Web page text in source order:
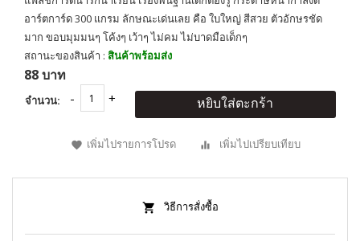
อาร์ตการ์ด 300 แกรม ลักษณะเด่นเลย คือ ใบใหญ่ สีสวย ตัวอักษรชัด
มาก ขอบมุมมนๆ โค้งๆ เว้าๆ ไม่คม ไม่บาดมือเด็กๆ
สถานะของสินค้า : สินค้าพร้อมส่ง
88 บาท
จำนวน: หยิบใส่ตะกร้า
เพิ่มไปรายการโปรด เพิ่มไปเปรียบเทียบ
วิธีการสั่งซื้อ